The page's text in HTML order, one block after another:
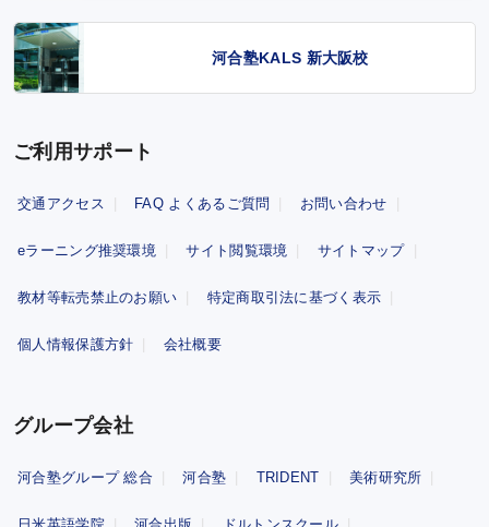
河合塾KALS 新大阪校
ご利用サポート
交通アクセス FAQ よくあるご質問 お問い合わせ
eラーニング推奨環境 サイト閲覧環境 サイトマップ
教材等転売禁止のお願い 特定商取引法に基づく表示
個人情報保護方針 会社概要
グループ会社
河合塾グループ 総合 河合塾 TRIDENT 美術研究所